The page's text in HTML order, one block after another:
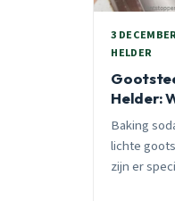
3
HELDER
Helder:
Baking
lichte
zijn er